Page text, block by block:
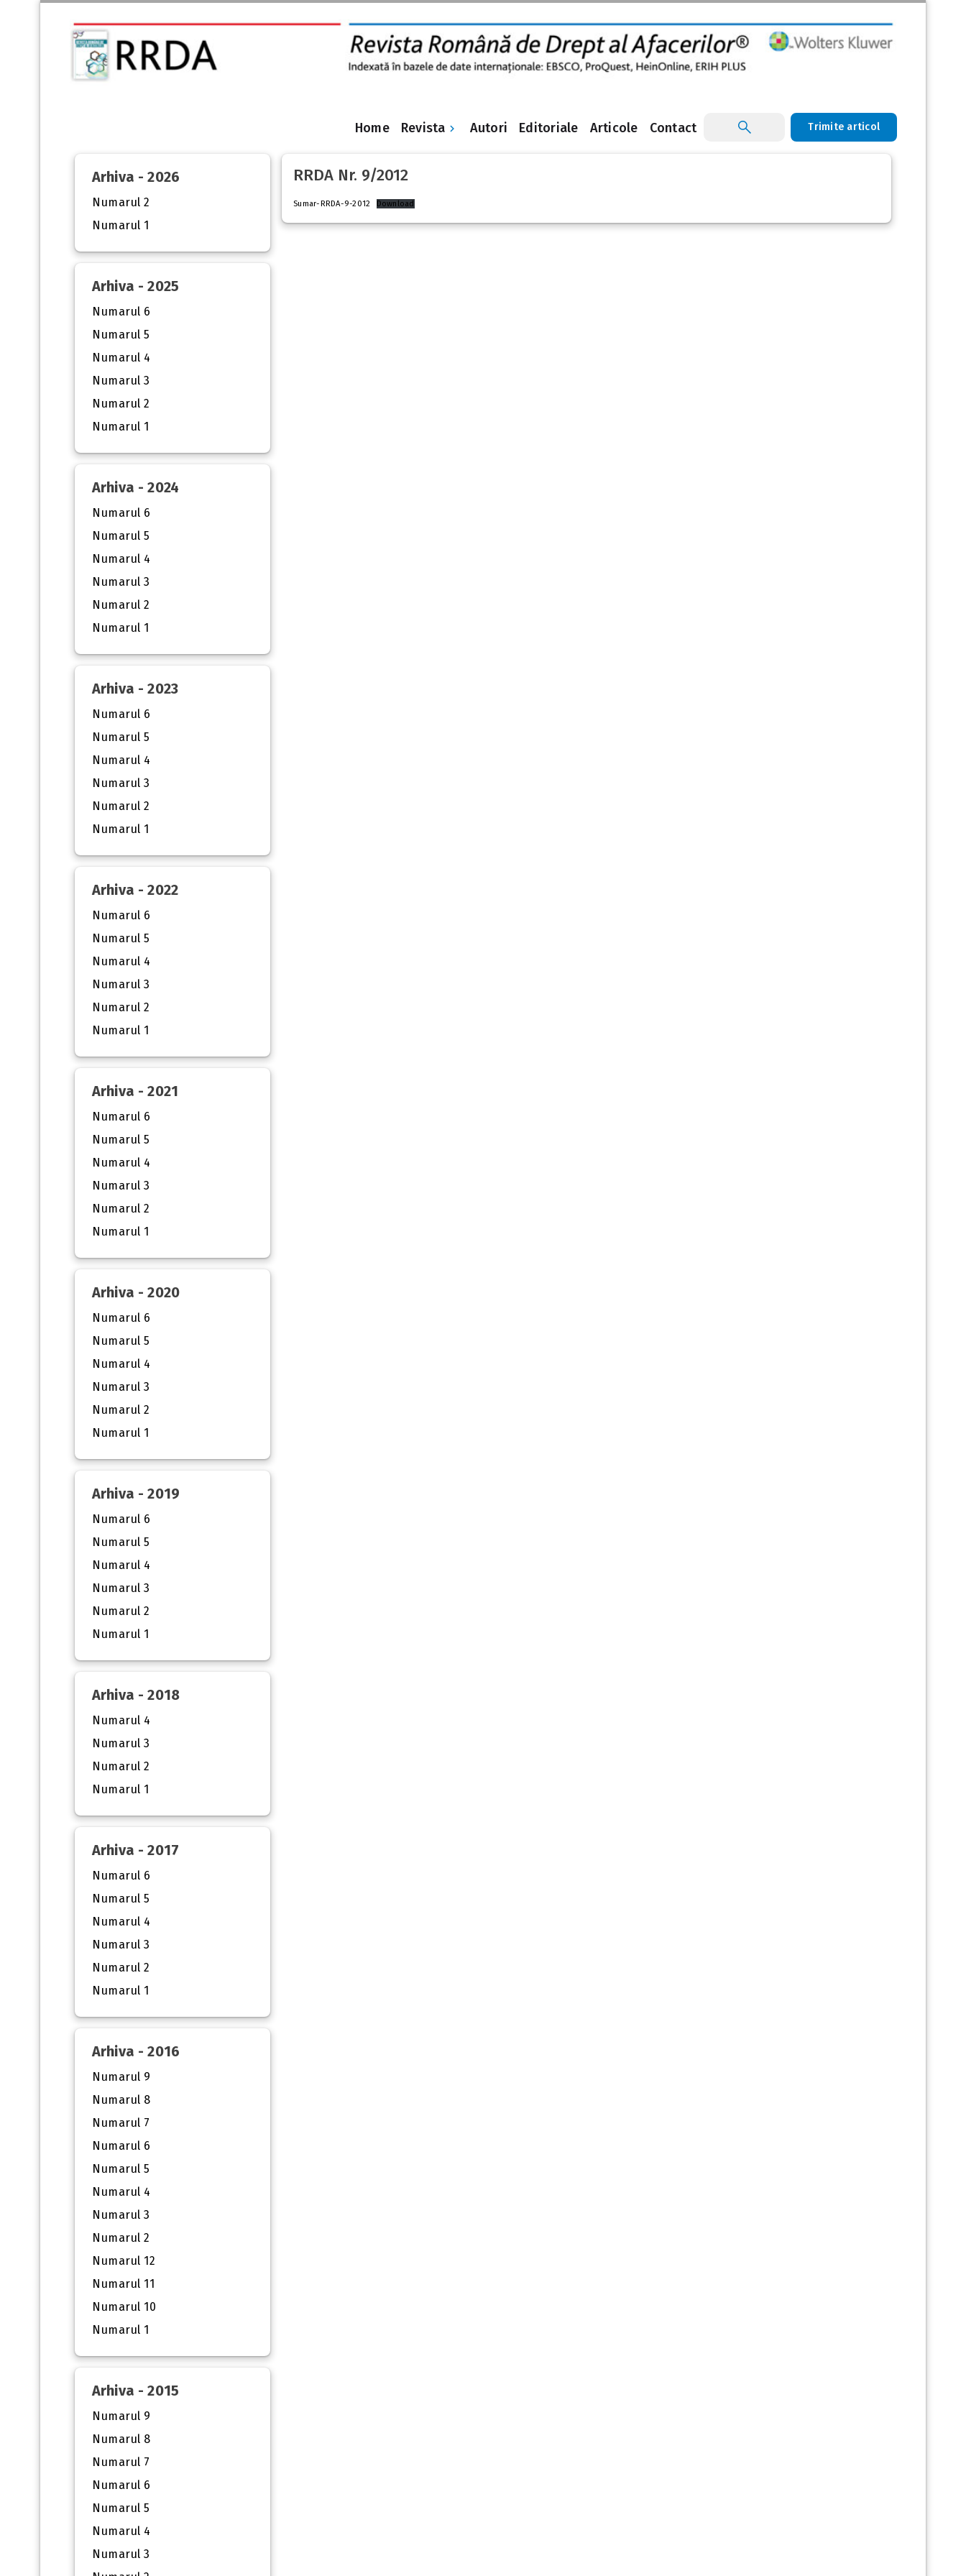
Home Revista Autori Editoriale Articole Contact Trimite articol
Arhiva - 2026
Numarul 2
Numarul 1
Arhiva - 2025
Numarul 6
Numarul 5
Numarul 4
Numarul 3
Numarul 2
Numarul 1
Arhiva - 2024
Numarul 6
Numarul 5
Numarul 4
Numarul 3
Numarul 2
Numarul 1
Arhiva - 2023
Numarul 6
Numarul 5
Numarul 4
Numarul 3
Numarul 2
Numarul 1
Arhiva - 2022
Numarul 6
Numarul 5
Numarul 4
Numarul 3
Numarul 2
Numarul 1
Arhiva - 2021
Numarul 6
Numarul 5
Numarul 4
Numarul 3
Numarul 2
Numarul 1
Arhiva - 2020
Numarul 6
Numarul 5
Numarul 4
Numarul 3
Numarul 2
Numarul 1
Arhiva - 2019
Numarul 6
Numarul 5
Numarul 4
Numarul 3
Numarul 2
Numarul 1
Arhiva - 2018
Numarul 4
Numarul 3
Numarul 2
Numarul 1
Arhiva - 2017
Numarul 6
Numarul 5
Numarul 4
Numarul 3
Numarul 2
Numarul 1
Arhiva - 2016
Numarul 9
Numarul 8
Numarul 7
Numarul 6
Numarul 5
Numarul 4
Numarul 3
Numarul 2
Numarul 12
Numarul 11
Numarul 10
Numarul 1
Arhiva - 2015
Numarul 9
Numarul 8
Numarul 7
Numarul 6
Numarul 5
Numarul 4
Numarul 3
RRDA Nr. 9/2012
Sumar-RRDA-9-2012 Download